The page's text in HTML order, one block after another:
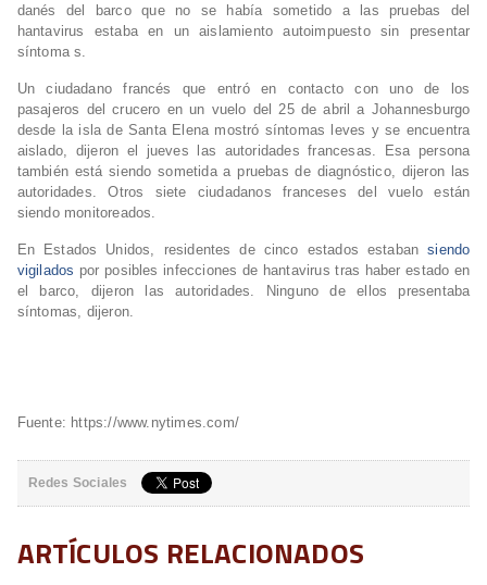
danés del barco que no se había sometido a las pruebas del
hantavirus estaba en un aislamiento autoimpuesto sin presentar
síntoma s.
Un ciudadano francés que entró en contacto con uno de los
pasajeros del crucero en un vuelo del 25 de abril a Johannesburgo
desde la isla de Santa Elena mostró síntomas leves y se encuentra
aislado, dijeron el jueves las autoridades francesas. Esa persona
también está siendo sometida a pruebas de diagnóstico, dijeron las
autoridades. Otros siete ciudadanos franceses del vuelo están
siendo monitoreados.
En Estados Unidos, residentes de cinco estados estaban siendo
vigilados por posibles infecciones de hantavirus tras haber estado en
el barco, dijeron las autoridades. Ninguno de ellos presentaba
síntomas, dijeron.
Fuente: https://www.nytimes.com/
Redes Sociales
ARTÍCULOS RELACIONADOS